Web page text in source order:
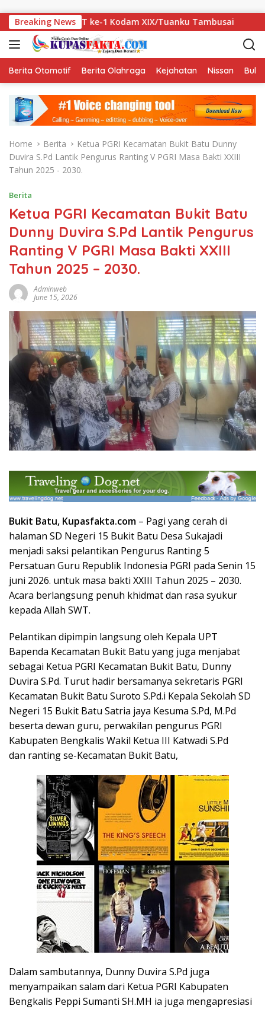
Breaking News
HUT ke-1 Kodam XIX/Tuanku Tambusai Dugaan
Berita Otomotif Berita Olahraga Kejahatan Nissan
Home Berita
Ketua PGRI Kecamatan Bukit Batu Dunny
Duvira S.Pd Lantik Pengurus Ranting V PGRI Masa Bakti XXIII
Tahun 2025 - 2030.
Berita
Ketua PGRI Kecamatan Bukit Batu
Dunny Duvira S.Pd Lantik Pengurus
Ranting V PGRI Masa Bakti XXIII
Tahun 2025 – 2030.
Adminweb
June 15, 2026
Bukit Batu, Kupasfakta.com – Pagi yang cerah di
halaman SD Negeri 15 Bukit Batu Desa Sukajadi
menjadi saksi pelantikan Pengurus Ranting 5
Persatuan Guru Republik Indonesia PGRI pada Senin 15
juni 2026. untuk masa bakti XXIII Tahun 2025 – 2030.
Acara berlangsung penuh khidmat dan rasa syukur
kepada Allah SWT.
Pelantikan dipimpin langsung oleh Kepala UPT
Bapenda Kecamatan Bukit Batu yang juga menjabat
sebagai Ketua PGRI Kecamatan Bukit Batu, Dunny
Duvira S.Pd. Turut hadir bersamanya sekretaris PGRI
Kecamatan Bukit Batu Suroto S.Pd.i Kepala Sekolah SD
Negeri 15 Bukit Batu Satria jaya Kesuma S.Pd, M.Pd
beserta dewan guru, perwakilan pengurus PGRI
Kabupaten Bengkalis Wakil Ketua III Katwadi S.Pd
dan ranting se-Kecamatan Bukit Batu,
Dalam sambutannya, Dunny Duvira S.Pd juga
menyampaikan salam dari Ketua PGRI Kabupaten
Bengkalis Peppi Sumanti SH.MH ia juga mengapresiasi